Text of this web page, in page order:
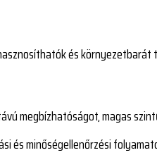
és környezetbarát
megbízhatóságot, magas
és minőségellenőrzési